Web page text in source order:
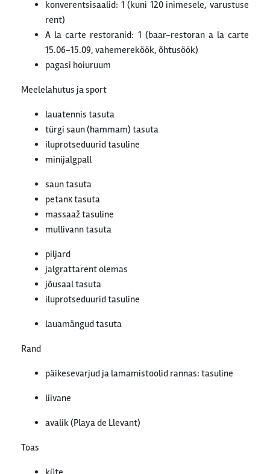
konverentsisaalid: 1 (kuni 120 inimesele, varustuse
rent)
A la carte restoranid: 1 (baar-restoran a la carte
15.06-15.09, vahemereköök, õhtusöök)
pagasi hoiuruum
Meelelahutus ja sport
lauatennis tasuta
türgi saun (hammam) tasuta
iluprotseduurid tasuline
minijalgpall
saun tasuta
petanк tasuta
massaaž tasuline
mullivann tasuta
piljard
jalgrattarent olemas
jõusaal tasuta
iluprotseduurid tasuline
lauamängud tasuta
Rand
päikesevarjud ja lamamistoolid rannas: tasuline
liivane
avalik (Playa de Llevant)
Toas